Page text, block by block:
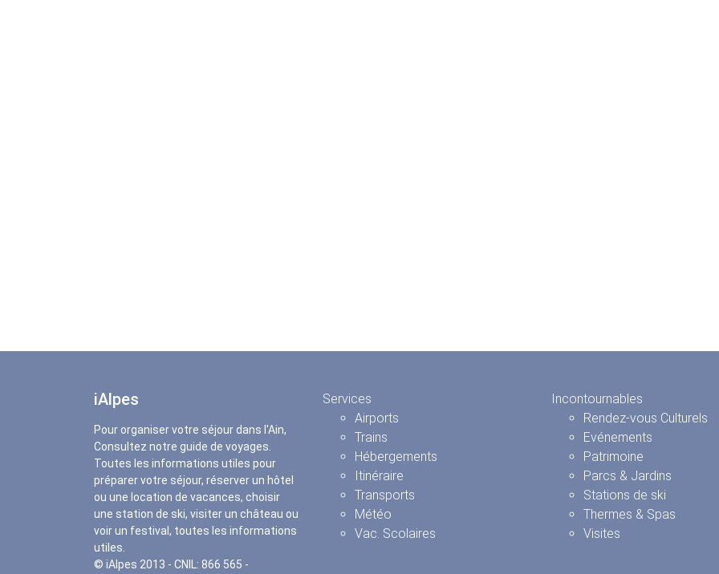
iAlpes
Pour organiser votre séjour dans l'Ain,
Consultez notre guide de voyages.
Toutes les informations utiles pour
préparer votre séjour, réserver un hôtel
ou une location de vacances, choisir
une station de ski, visiter un château ou
voir un festival, toutes les informations
utiles.
© iAlpes 2013 - CNIL: 866 565 -
Services
Airports
Trains
Hébergements
Itinéraire
Transports
Météo
Vac. Scolaires
Incontournables
Rendez-vous Culturels
Evénements
Patrimoine
Parcs & Jardins
Stations de ski
Thermes & Spas
Visites